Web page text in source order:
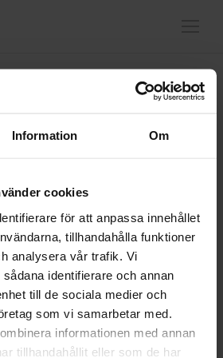
Information Om
cookies
för att anpassa innehållet
tillhandahålla funktioner
analysera vår trafik. Vi
identifierare och annan
till de sociala medier och
som vi samarbetar med.
informationen med annan
tillhandahållit eller som de har
tydliga riktlinjer för vad som var